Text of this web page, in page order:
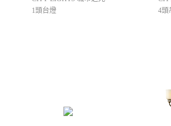
1頭台燈
4頭